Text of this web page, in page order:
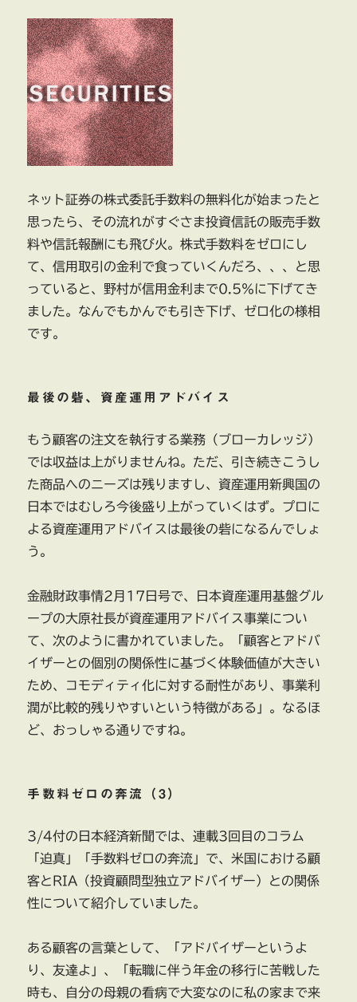
ネット証券の株式委託手数料の無料化が始まったと
思ったら、その流れがすぐさま投資信託の販売手数
料や信託報酬にも飛び火。株式手数料をゼロにし
て、信用取引の金利で食っていくんだろ、、、と思
っていると、野村が信用金利まで0.5％に下げてき
ました。なんでもかんでも引き下げ、ゼロ化の様相
です。
最後の砦、資産運用アドバイス
もう顧客の注文を執行する業務（ブローカレッジ）
では収益は上がりませんね。ただ、引き続きこうし
た商品へのニーズは残りますし、資産運用新興国の
日本ではむしろ今後盛り上がっていくはず。プロに
よる資産運用アドバイスは最後の砦になるんでしょ
う。
金融財政事情2月17日号で、日本資産運用基盤グル
ープの大原社長が資産運用アドバイス事業につい
て、次のように書かれていました。「顧客とアドバ
イザーとの個別の関係性に基づく体験価値が大きい
ため、コモディティ化に対する耐性があり、事業利
潤が比較的残りやすいという特徴がある」。なるほ
ど、おっしゃる通りですね。
手数料ゼロの奔流（3）
3/4付の日本経済新聞では、連載3回目のコラム
「迫真」「手数料ゼロの奔流」で、米国における顧
客とRIA（投資顧問型独立アドバイザー）との関係
性について紹介していました。
ある顧客の言葉として、「アドバイザーというよ
り、友達よ」、「転職に伴う年金の移行に苦戦した
時も、自分の母親の看病で大変なのに私の家まで来